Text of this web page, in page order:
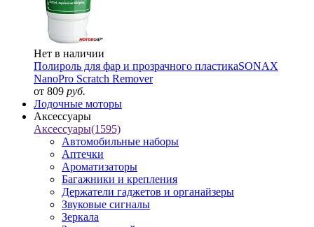
Нет в наличии
Полироль для фар и прозрачного пластикаSONAX
NanoPro Scratch Remover
от 809 руб.
Лодочные моторы
Аксессуары
Аксессуары(1595)
Автомобильные наборы
Аптечки
Ароматизаторы
Багажники и крепления
Держатели гаджетов и органайзеры
Звуковые сигналы
Зеркала